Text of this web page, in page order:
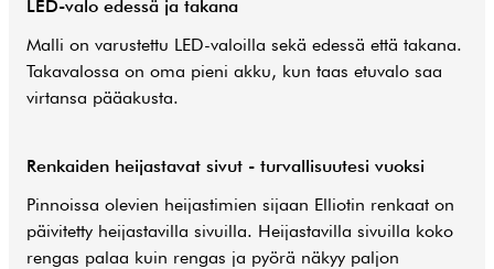
LED-valo edessä ja takana
Malli on varustettu LED-valoilla sekä edessä että takana.
Takavalossa on oma pieni akku, kun taas etuvalo saa
virtansa pääakusta.
Renkaiden heijastavat sivut - turvallisuutesi vuoksi
Pinnoissa olevien heijastimien sijaan Elliotin renkaat on
päivitetty heijastavilla sivuilla. Heijastavilla sivuilla koko
rengas palaa kuin rengas ja pyörä näkyy paljon